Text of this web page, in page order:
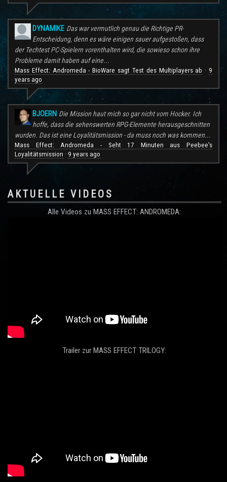
DYNAMIKE Das war vermutlich genau die Richtige PR-
Entscheidung, denn es wäre einigen sauer aufgestoßen, dass
der Techtest PC-Spielern vorenthalten wird, die sowieso schon ihre
Probleme damit haben auf eine...
Mass Effect: Andromeda - BioWare sagt Test des Multiplayers ab ·9
years ago
BJOERN Die Mission haut mich so gar nicht vom Hocker. Ich
hoffe, dass die sehenswerten RPG-Elemente herausgeschnitten
wurden. Das ist eine Loyalitätsmission - da muss noch was kommen...
Mass Effect: Andromeda - Seht 17 Minuten aus Peebee's
Loyalitätsmission · 9 years ago
AKTUELLE VIDEOS
Alle Videos zu MASS EFFECT: ANDROMEDA:
Trailer zur MASS EFFECT TRILOGY: